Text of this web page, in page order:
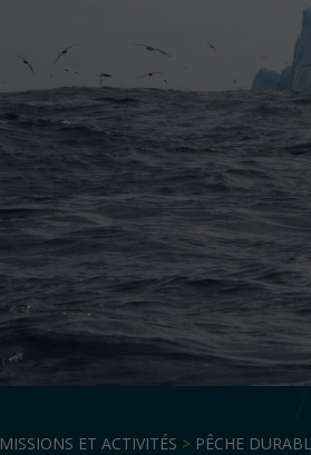
MISSIONS ET ACTIVITÉS > PÊCHE